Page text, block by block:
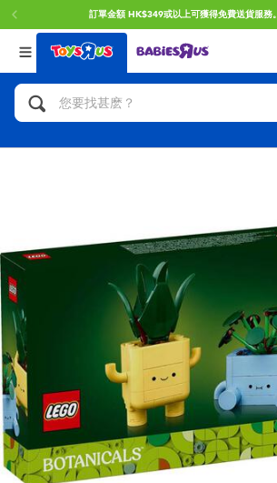
訂單金額 HK$349或以上可獲得免費送貨服務。
返回
分類目錄
人氣英雄,角色扮演,射擊玩具
玩具車,貨車,火車及遙控系列
手工藝,文具,蠟筆,泥膠,畫板
娃娃, 芭比,收藏公仔
電子玩具
遊戲及拼圖系列
返回
品牌
Brunch Brother 早午餐兄弟
Mini Brands
Play-Doh培樂多
Pokemon寶可夢
playpop
LEGO樂高
返回
年齢
0~2歳
14歳以上